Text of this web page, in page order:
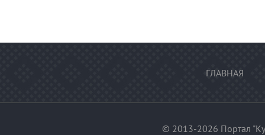
ГЛАВНАЯ
© 2013-2026 Портал